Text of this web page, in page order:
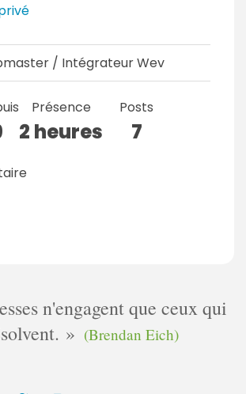
/ Intégrateur Wev
Présence
2 heures
Posts
7
n'engagent que ceux qui
(Brendan Eich)